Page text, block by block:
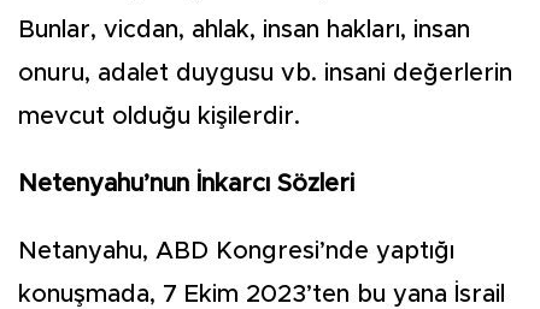
Bunlar, vicdan, ahlak, insan hakları, insan
onuru, adalet duygusu vb. insani değerlerin
mevcut olduğu kişilerdir.
Netenyahu’nun İnkarcı Sözleri
Netanyahu, ABD Kongresi’nde yaptığı
konuşmada, 7 Ekim 2023’ten bu yana İsrail